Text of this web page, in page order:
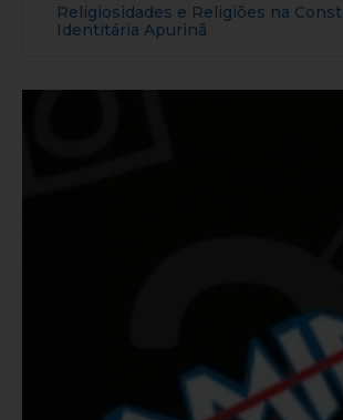
Religiosidades e Religiões na
Identitária Apurinã